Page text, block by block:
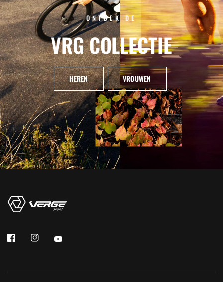
ONTDEK DE
VRGCOLLECTIE
HEREN VROUWEN